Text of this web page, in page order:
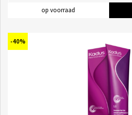
op voorraad
-40%